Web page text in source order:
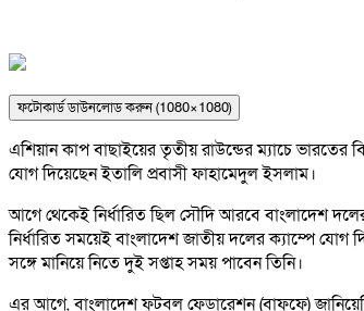
ফটোকার্ড ডাউনলোড করুন (1080×1080)
এশিয়ান কাপ বাছাইয়ের তৃতীয় রাউন্ডের ম্যাচে
যোগ দিয়েছেন ইতালি প্রবাসী ফাহামেদুল ইসলাম।
আগে থেকেই নির্ধারিত ছিল সৌদি আরবে বাংলাদেশ
নির্ধারিত সময়েই বাংলাদেশ জাতীয় দলের ক্যাম্পে
সঙ্গে মানিয়ে নিতে দুই সপ্তাহ সময় পাবেন তিনি।
এর আগে, বাংলাদেশ ফুটবল ফেডারেশন (বাফুফে)